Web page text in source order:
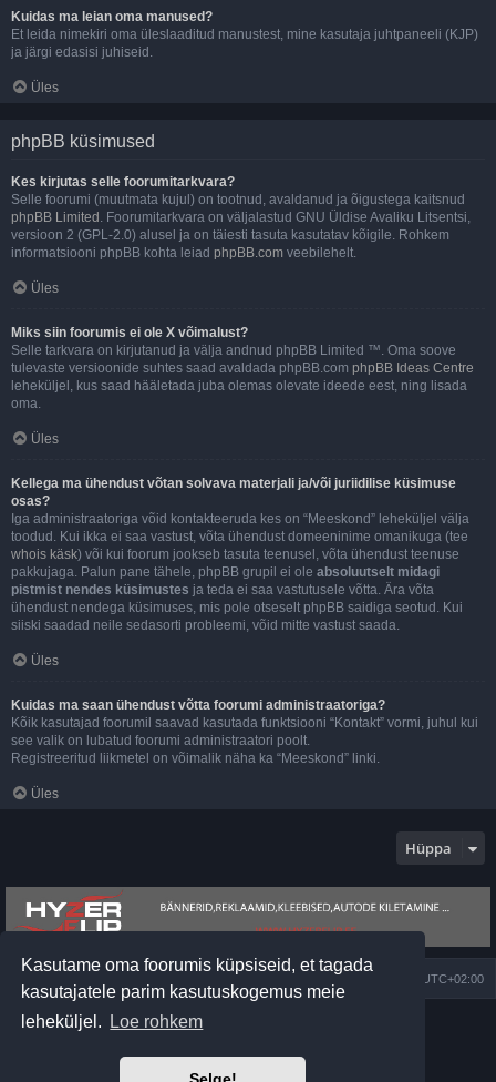
Kasutame oma foorumis küpsiseid, et tagada
kasutajatele parim kasutuskogemus meie
leheküljel.
Loe rohkem
Kuidas ma leian oma manused?
Et leida nimekiri oma üleslaaditud manustest, mine kasutaja juhtpaneeli (KJP)
ja järgi edasisi juhiseid.
Üles
phpBB küsimused
Kes kirjutas selle foorumitarkvara?
Selle foorumi (muutmata kujul) on tootnud, avaldanud ja õigustega kaitsnud
phpBB Limited . Foorumitarkvara on väljalastud GNU Üldise Avaliku Litsentsi,
versioon 2 (GPL-2.0) alusel ja on täiesti tasuta kasutatav kõigile. Rohkem
informatsiooni phpBB kohta leiad phpBB.com veebilehelt.
Üles
Miks siin foorumis ei ole X võimalust?
Selle tarkvara on kirjutanud ja välja andnud phpBB Limited ™. Oma soove
tulevaste versioonide suhtes saad avaldada phpBB.com phpBB Ideas Centre
leheküljel, kus saad hääletada juba olemas olevate ideede eest, ning lisada
oma.
Üles
Kellega ma ühendust võtan solvava materjali ja/või juriidilise küsimuse
osas?
Iga administraatoriga võid kontakteeruda kes on “Meeskond” leheküljel välja
toodud. Kui ikka ei saa vastust, võta ühendust domeeninime omanikuga (tee
whois käsk) või kui foorum jookseb tasuta teenusel, võta ühendust teenuse
pakkujaga. Palun pane tähele, phpBB grupil ei ole absoluutselt midagi
pistmist nendes küsimustes ja teda ei saa vastutusele võtta. Ära võta
ühendust nendega küsimuses, mis pole otseselt phpBB saidiga seotud. Kui
siiski saadad neile sedasorti probleemi, võid mitte vastust saada.
Üles
Kuidas ma saan ühendust võtta foorumi administraatoriga?
Kõik kasutajad foorumil saavad kasutada funktsiooni “Kontakt” vormi, juhul kui
see valik on lubatud foorumi administraatori poolt.
Registreeritud liikmetel on võimalik näha ka “Meeskond” linki.
Üles
Hüppa
UTC+02:00
ArendasphpBB® Forum Software © phpBB Limited
Estonian translation by Exabot © 2008*-2024
Privaatsus|Kasutajatingimused